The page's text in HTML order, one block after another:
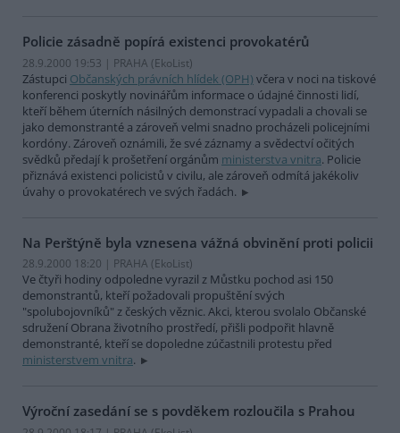
Policie zásadně popírá existenci provokatérů
28.9.2000 19:53 | PRAHA (EkoList)
Zástupci Občanských právních hlídek (OPH) včera v noci na tiskové
konferenci poskytly novinářům informace o údajné činnosti lidí,
kteří během úterních násilných demonstrací vypadali a chovali se
jako demonstranté a zároveň velmi snadno procházeli policejními
kordóny. Zároveň oznámili, že své záznamy a svědectví očitých
svědků předají k prošetření orgánům ministerstva vnitra. Policie
přiznává existenci policistů v civilu, ale zároveň odmítá jakékoliv
úvahy o provokatérech ve svých řadách.
Na Perštýně byla vznesena vážná obvinění proti policii
28.9.2000 18:20 | PRAHA (EkoList)
Ve čtyři hodiny odpoledne vyrazil z Můstku pochod asi 150
demonstrantů, kteří požadovali propuštění svých
"spolubojovníků" z českých věznic. Akci, kterou svolalo Občanské
sdružení Obrana životního prostředí, přišli podpořit hlavně
demonstranté, kteří se dopoledne zúčastnili protestu před
ministerstvem vnitra.
Výroční zasedání se s povděkem rozloučila s Prahou